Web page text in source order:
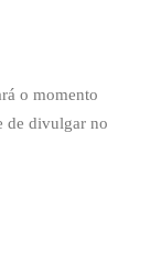
o momento
de divulgar no